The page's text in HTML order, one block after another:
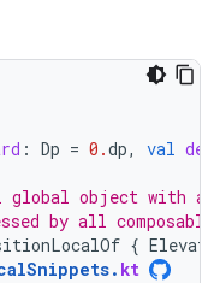
: Dp = 0.dp, val
global object with a
by all
{
. kt